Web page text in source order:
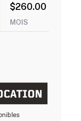
$260.00
MOIS